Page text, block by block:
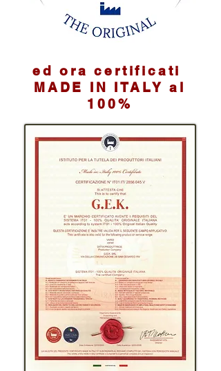
ed ora certificati
MADE IN ITALY al
100%